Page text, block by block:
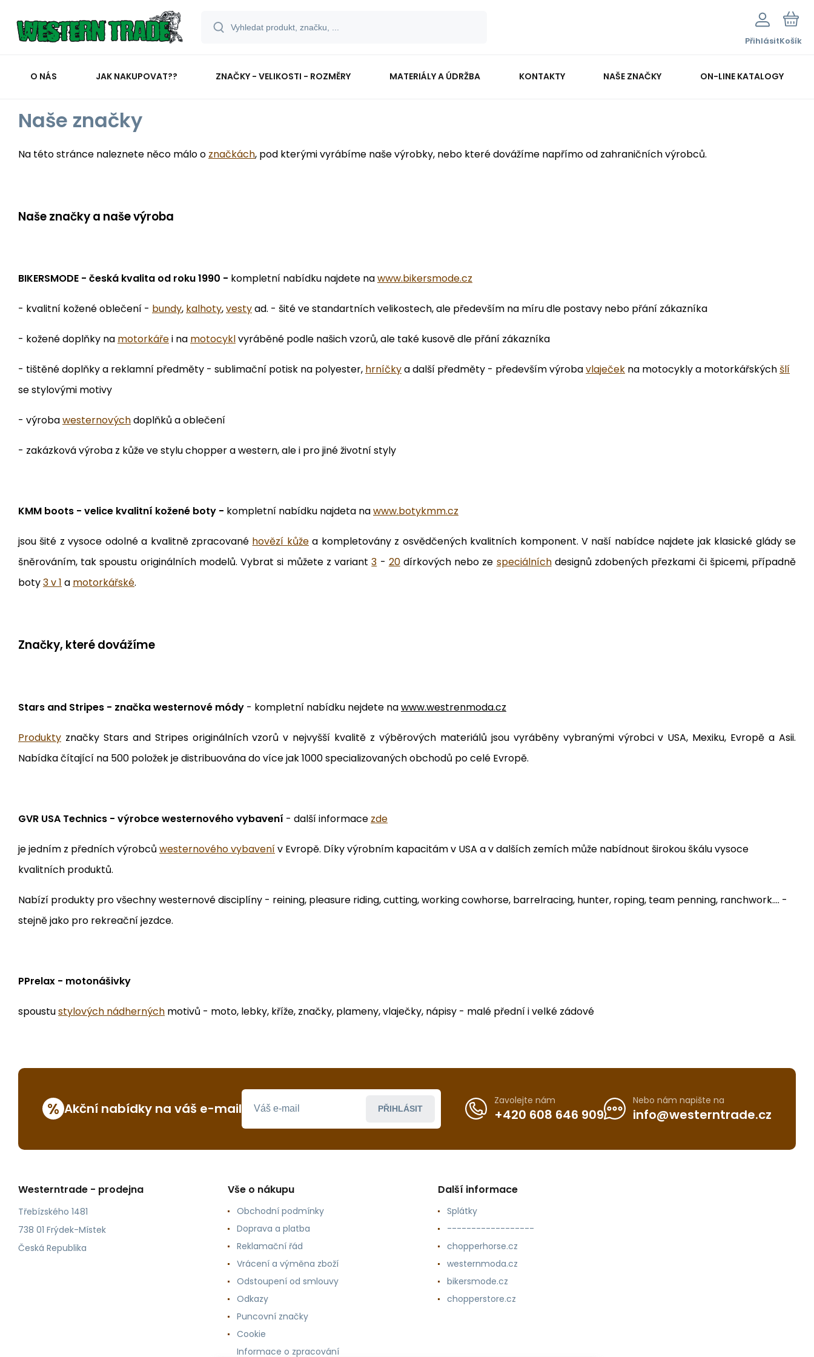
PřihlásitKošík
O NÁS JAK NAKUPOVAT?? ZNAČKY - VELIKOSTI - ROZMĚRY MATERIÁLY A ÚDRŽBA KONTAKTY NAŠE ZNAČKY ON-LINE KATALOGY
Naše značky
Na této stránce naleznete něco málo o značkách, pod kterými vyrábíme naše výrobky, nebo které dovážíme napřímo od zahraničních výrobců.
Naše značky a naše výroba
BIKERSMODE - česká kvalita od roku 1990 - kompletní nabídku najdete nawww.bikersmode.cz
- kvalitní kožené oblečení - bundy, kalhoty,vestyad. - šité ve standartních velikostech, ale především na míru dle postavy nebo přání zákazníka
- kožené doplňky na motorkářei na motocyklvyráběné podle našich vzorů, ale také kusově dle přání zákazníka
- tištěné doplňky a reklamní předměty - sublimační potisk na polyester, hrníčkya další předměty - především výrobavlaječek na motocykly a motorkářskýchšlí
se stylovými motivy
- výrobawesternovýchdoplňků a oblečení
- zakázková výroba z kůže ve stylu chopper a western, ale i pro jiné životní styly
KMM boots - velice kvalitní kožené boty - kompletní nabídku najdeta nawww.botykmm.cz
jsou šité z vysoce odolné a kvalitně zpracované hovězí kůžea kompletovány z osvědčených kvalitních komponent. V naší nabídce najdete jak klasické glády se
šněrováním, tak spoustu originálních modelů. Vybrat si můžete z variant3 - 20dírkových nebo ze speciálníchdesignů zdobených přezkami či špicemi, případně
boty3 v 1 a motorkářské.
Značky, které dovážíme
Stars and Stripes - značka westernové módy - kompletní nabídku nejdete nawww.westrenmoda.cz
Produkty značky Stars and Stripes originálních vzorů v nejvyšší kvalitě z výběrových materiálů jsou vyráběny vybranými výrobci v USA, Mexiku, Evropě a Asii.
Nabídka čítající na 500 položek je distribuována do více jak 1000 specializovaných obchodů po celé Evropě.
GVR USA Technics - výrobce westernového vybavení - další informace zde
je jedním z předních výrobců westernového vybavenív Evropě. Díky výrobním kapacitám v USA a v dalších zemích může nabídnout širokou škálu vysoce
kvalitních produktů.
Nabízí produkty pro všechny westernové disciplíny - reining, pleasure riding, cutting, working cowhorse, barrelracing, hunter, roping, team penning, ranchwork.... -
stejně jako pro rekreační jezdce.
PPrelax - motonášivky
spoustustylových nádherných motivů - moto, lebky, kříže, značky, plameny, vlaječky, nápisy - malé přední i velké zádové
% Akční nabídky na váš e-mail PŘIHLÁSIT
Zavolejte nám
+420 608 646 909
Nebo nám napište na
info@westerntrade.cz
Westerntrade - prodejna
Třebízského 1481
738 01 Frýdek-Místek
Česká Republika
Vše o nákupu
Obchodní podmínky
Doprava a platba
Reklamační řád
Vrácení a výměna zboží
Odstoupení od smlouvy
Odkazy
Puncovní značky
Cookie
Informace o zpracování
Další informace
Splátky
------------------
chopperhorse.cz
westernmoda.cz
bikersmode.cz
chopperstore.cz